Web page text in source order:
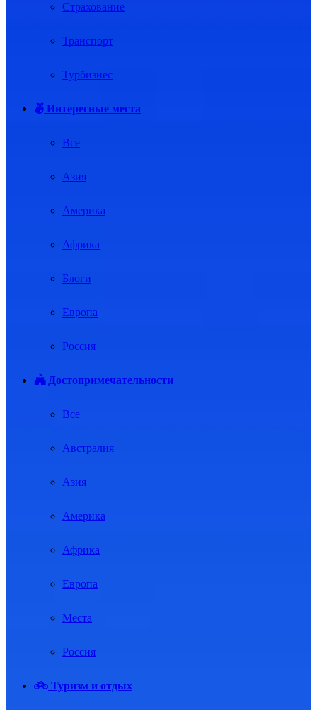
Страхование
Транспорт
Турбизнес
Интересные места
Все
Азия
Америка
Африка
Блоги
Европа
Россия
Достопримечательности
Все
Австралия
Азия
Америка
Африка
Европа
Места
Россия
Туризм и отдых